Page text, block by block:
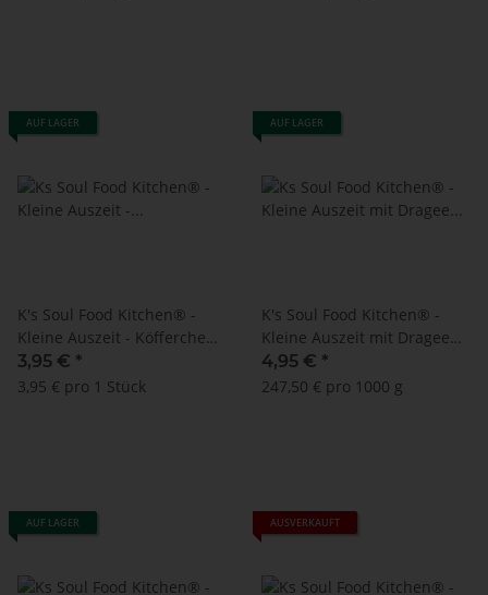
AUF LAGER
K's Soul Food Kitchen® -
Kleine Auszeit - Köfferchen
unbefüllt / zum Selberfüllen
3,95 € *
3,95 € pro 1 Stück
AUF LAGER
K's Soul Food Kitchen® -
Kleine Auszeit mit Dragee
Mischung
4,95 € *
247,50 € pro 1000 g
AUF LAGER AUSVERKAUFT